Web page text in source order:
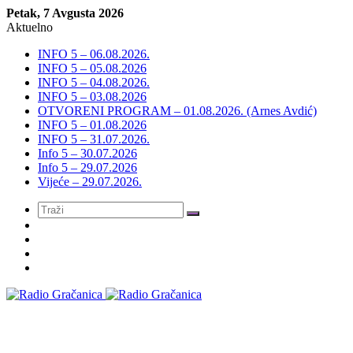
Petak, 7 Avgusta 2026
Aktuelno
INFO 5 – 06.08.2026.
INFO 5 – 05.08.2026
INFO 5 – 04.08.2026.
INFO 5 – 03.08.2026
OTVORENI PROGRAM – 01.08.2026. (Arnes Avdić)
INFO 5 – 01.08.2026
INFO 5 – 31.07.2026.
Info 5 – 30.07.2026
Info 5 – 29.07.2026
Vijeće – 29.07.2026.
Meni